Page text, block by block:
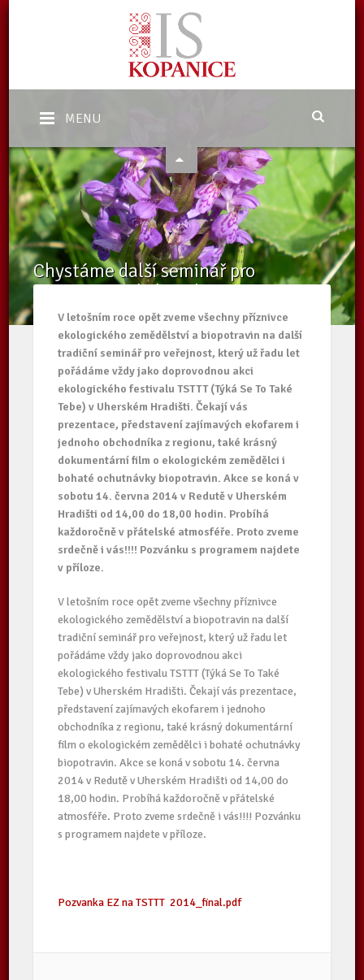
MENU
Chystáme další seminář pro
veřejnost o ekologickém
zemědělství
/ Aktuality /
Chystáme další seminář pro veřejnost o
ekologickém zemědělství
V letošním roce opět zveme všechny příznivce
ekologického zemědělství a biopotravin na další
tradiční seminář pro veřejnost, který už řadu let
pořádáme vždy jako doprovodnou akci
ekologického festivalu TSTTT (Týká Se To Také
Tebe) v Uherském Hradišti. Čekají vás
prezentace, představení zajímavých ekofarem i
jednoho obchodníka z regionu, také krásný
dokumentární film o ekologickém zemědělci i
bohaté ochutnávky biopotravin. Akce se koná v
sobotu 14. června 2014 v Redutě v Uherském
Hradišti od 14,00 do 18,00 hodin. Probíhá
každoročně v přátelské atmosféře. Proto zveme
srdečně i vás!!!! Pozvánku s programem najdete
v příloze.
V letošním roce opět zveme všechny příznivce
ekologického zemědělství a biopotravin na další
tradiční seminář pro veřejnost, který už řadu let
pořádáme vždy jako doprovodnou akci
ekologického festivalu TSTTT (Týká Se To Také
Tebe) v Uherském Hradišti. Čekají vás prezentace,
představení zajímavých ekofarem i jednoho
obchodníka z regionu, také krásný dokumentární
film o ekologickém zemědělci i bohaté ochutnávky
biopotravin. Akce se koná v sobotu 14. června
2014 v Redutě v Uherském Hradišti od 14,00 do
18,00 hodin. Probíhá každoročně v přátelské
atmosféře. Proto zveme srdečně i vás!!!! Pozvánku
s programem najdete v příloze.
Pozvanka EZ na TSTTT 2014_final.pdf